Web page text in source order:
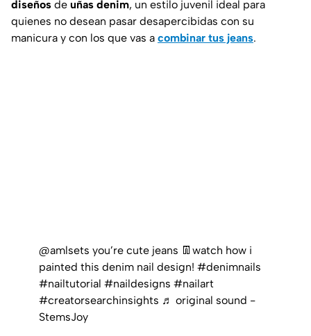
diseños de uñas denim, un estilo juvenil ideal para
quienes no desean pasar desapercibidas con su
manicura y con los que vas a combinar tus jeans.
@amlsets you’re cute jeans 👖watch how i
painted this denim nail design! #denimnails
#nailtutorial #naildesigns #nailart
#creatorsearchinsights ♬ original sound -
StemsJoy